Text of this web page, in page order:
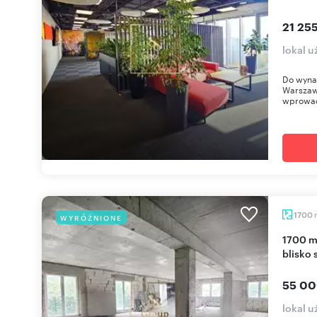
21
lokal
Do
WYRÓŻNIONE 1700
1700 m² w Włochach, budynek do aranżacji,
blisko
55
lokal